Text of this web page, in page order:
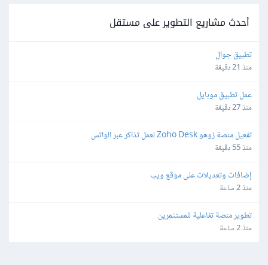
أحدث مشاريع التطوير على مستقل
تطبيق جوال
منذ 21 دقيقة
عمل تطبيق موبايل
منذ 27 دقيقة
تفعيل منصة زوهو Zoho Desk لعمل تذاكر عبر الواتس
منذ 55 دقيقة
إضافات وتعديلات على موقع ويب
منذ 2 ساعة
تطوير منصة تفاعلية للمستثمرين
منذ 2 ساعة